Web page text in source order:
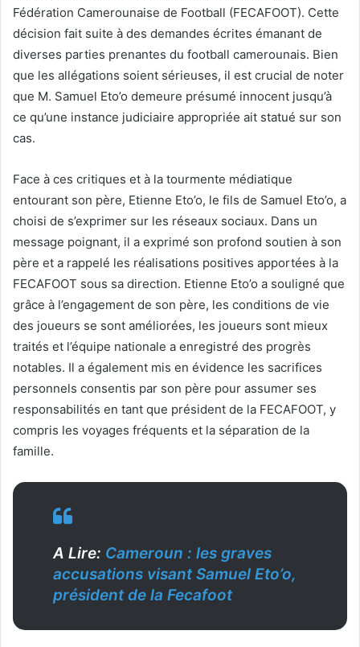
Fédération Camerounaise de Football (FECAFOOT). Cette
décision fait suite à des demandes écrites émanant de
diverses parties prenantes du football camerounais. Bien
que les allégations soient sérieuses, il est crucial de noter
que M. Samuel Eto’o demeure présumé innocent jusqu’à
ce qu’une instance judiciaire appropriée ait statué sur son
cas.
Face à ces critiques et à la tourmente médiatique
entourant son père, Etienne Eto’o, le fils de Samuel Eto’o, a
choisi de s’exprimer sur les réseaux sociaux. Dans un
message poignant, il a exprimé son profond soutien à son
père et a rappelé les réalisations positives apportées à la
FECAFOOT sous sa direction. Etienne Eto’o a souligné que
grâce à l’engagement de son père, les conditions de vie
des joueurs se sont améliorées, les joueurs sont mieux
traités et l’équipe nationale a enregistré des progrès
notables. Il a également mis en évidence les sacrifices
personnels consentis par son père pour assumer ses
responsabilités en tant que président de la FECAFOOT, y
compris les voyages fréquents et la séparation de la
famille.
A Lire: Cameroun : les graves
accusations visant Samuel Eto’o,
président de la Fecafoot